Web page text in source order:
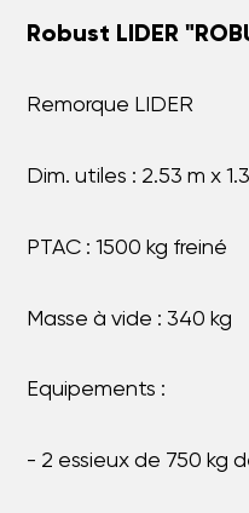
Robust LIDER
Remorque LIDER
Dim. utiles : 2.53 m x
PTAC : 1500 kg freiné
Masse à vide : 340 kg
Equipements :
- 2 essieux de 750 kg